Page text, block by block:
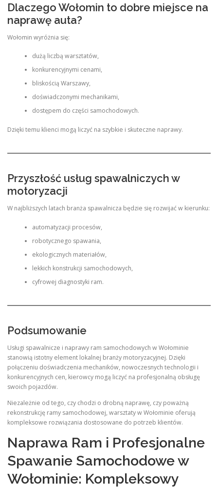
Dlaczego Wołomin to dobre miejsce na
naprawę auta?
Wołomin wyróżnia się:
dużą liczbą warsztatów,
konkurencyjnymi cenami,
bliskością Warszawy,
doświadczonymi mechanikami,
dostępem do części samochodowych.
Dzięki temu klienci mogą liczyć na szybkie i skuteczne naprawy.
Przyszłość usług spawalniczych w
motoryzacji
W najbliższych latach branża spawalnicza będzie się rozwijać w kierunku:
automatyzacji procesów,
robotycznego spawania,
ekologicznych materiałów,
lekkich konstrukcji samochodowych,
cyfrowej diagnostyki ram.
Podsumowanie
Usługi spawalnicze i naprawy ram samochodowych w Wołominie
stanowią istotny element lokalnej branży motoryzacyjnej. Dzięki
połączeniu doświadczenia mechaników, nowoczesnych technologii i
konkurencyjnych cen, kierowcy mogą liczyć na profesjonalną obsługę
swoich pojazdów.
Niezależnie od tego, czy chodzi o drobną naprawę, czy poważną
rekonstrukcję ramy samochodowej, warsztaty w Wołominie oferują
kompleksowe rozwiązania dostosowane do potrzeb klientów.
Naprawa Ram i Profesjonalne
Spawanie Samochodowe w
Wołominie: Kompleksowy